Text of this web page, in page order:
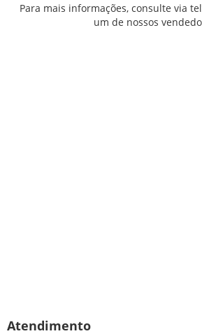
Para mais informações, consulte via
um de nossos
Atendimento